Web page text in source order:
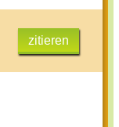
zitieren